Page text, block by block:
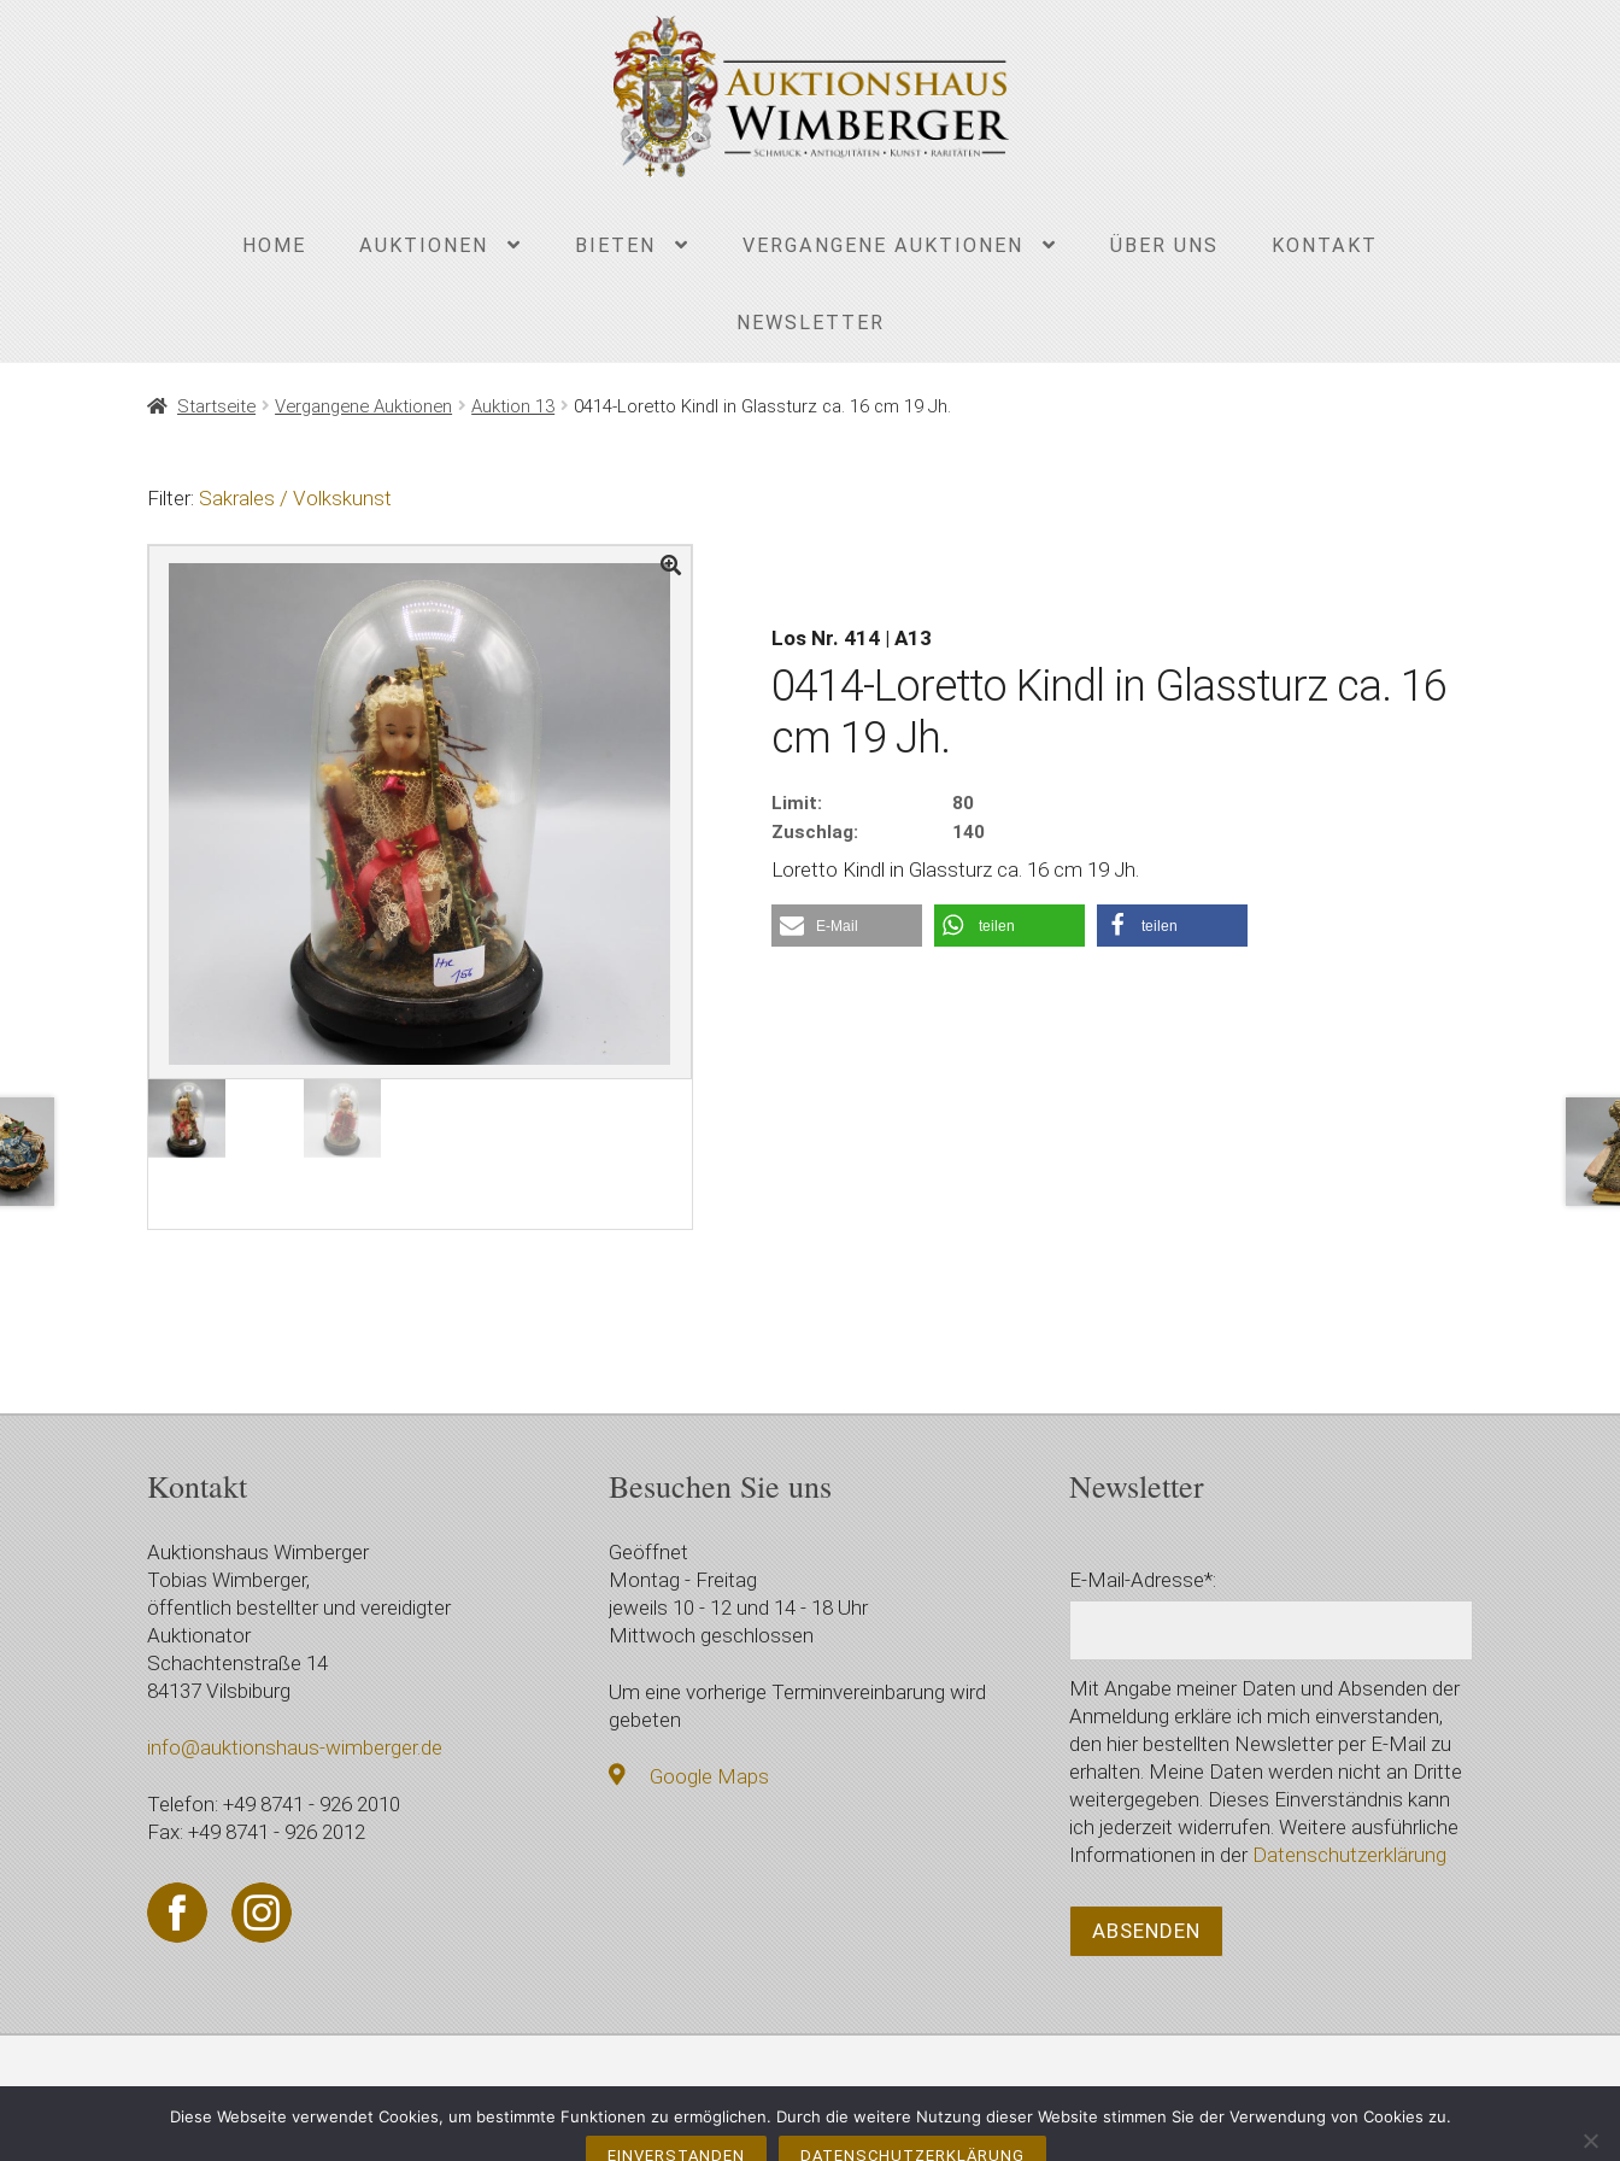
HOME AUKTIONEN BIETEN VERGANGENE AUKTIONEN ÜBER UNS KONTAKT
NEWSLETTER
Startseite Vergangene Auktionen Auktion 13 0414-Loretto Kindl in Glassturz ca. 16 cm 19 Jh.
Filter: Sakrales / Volkskunst
Los Nr. 414 | A13
0414-Loretto Kindl in Glassturz ca. 16
cm 19 Jh.
Limit:
80
Zuschlag:
140
Loretto Kindl in Glassturz ca. 16 cm 19 Jh.
E-Mail teilen teilen
Kontakt
Auktionshaus Wimberger
Tobias Wimberger,
öffentlich bestellter und vereidigter
Auktionator
Schachtenstraße 14
84137 Vilsbiburg
info@auktionshaus-wimberger.de
Telefon: +49 8741 - 926 2010
Fax: +49 8741 - 926 2012
Besuchen Sie uns
Geöffnet
Montag - Freitag
jeweils 10 - 12 und 14 - 18 Uhr
Mittwoch geschlossen
Um eine vorherige Terminvereinbarung wird
gebeten
Google Maps
Newsletter
E-Mail-Adresse*:
Mit Angabe meiner Daten und Absenden der
Anmeldung erkläre ich mich einverstanden,
den hier bestellten Newsletter per E-Mail zu
erhalten. Meine Daten werden nicht an Dritte
weitergegeben. Dieses Einverständnis kann
ich jederzeit widerrufen. Weitere ausführliche
Informationen in der Datenschutzerklärung
© 2021 Auktionshaus Wimberger, Vilsbiburg - Alle Rechte vorbehalten Impressum Datenschutzerklärung
Diese Webseite verwendet Cookies, um bestimmte Funktionen zu ermöglichen. Durch die weitere Nutzung dieser Website stimmen Sie der Verwendung von Cookies zu.
EINVERSTANDEN DATENSCHUTZERKLÄRUNG